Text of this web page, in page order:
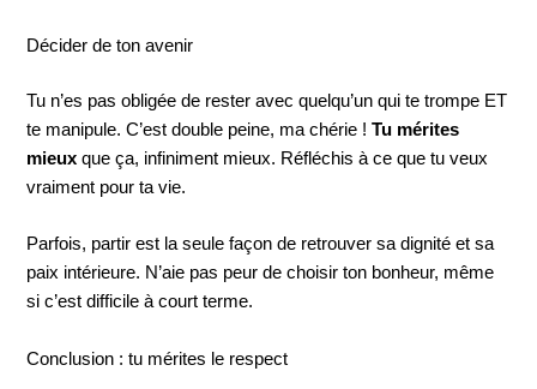
Décider de ton avenir
Tu n’es pas obligée de rester avec quelqu’un qui te trompe ET
te manipule. C’est double peine, ma chérie !Tu mérites
mieux que ça, infiniment mieux. Réfléchis à ce que tu veux
vraiment pour ta vie.
Parfois, partir est la seule façon de retrouver sa dignité et sa
paix intérieure. N’aie pas peur de choisir ton bonheur, même
si c’est difficile à court terme.
Conclusion : tu mérites le respect